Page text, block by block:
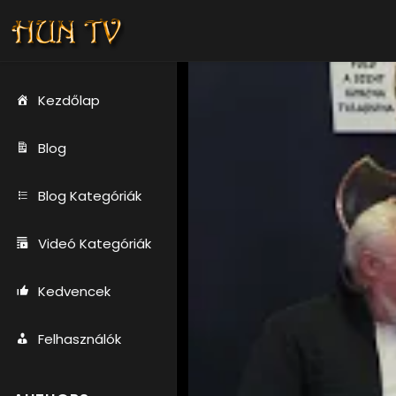
Kezdőlap
Blog
Blog Kategóriák
Videó Kategóriák
Kedvencek
Felhasználók